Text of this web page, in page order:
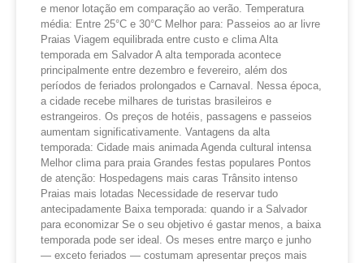
e menor lotação em comparação ao verão. Temperatura
média: Entre 25°C e 30°C Melhor para: Passeios ao ar livre
Praias Viagem equilibrada entre custo e clima Alta
temporada em Salvador A alta temporada acontece
principalmente entre dezembro e fevereiro, além dos
períodos de feriados prolongados e Carnaval. Nessa época,
a cidade recebe milhares de turistas brasileiros e
estrangeiros. Os preços de hotéis, passagens e passeios
aumentam significativamente. Vantagens da alta
temporada: Cidade mais animada Agenda cultural intensa
Melhor clima para praia Grandes festas populares Pontos
de atenção: Hospedagens mais caras Trânsito intenso
Praias mais lotadas Necessidade de reservar tudo
antecipadamente Baixa temporada: quando ir a Salvador
para economizar Se o seu objetivo é gastar menos, a baixa
temporada pode ser ideal. Os meses entre março e junho
— exceto feriados — costumam apresentar preços mais